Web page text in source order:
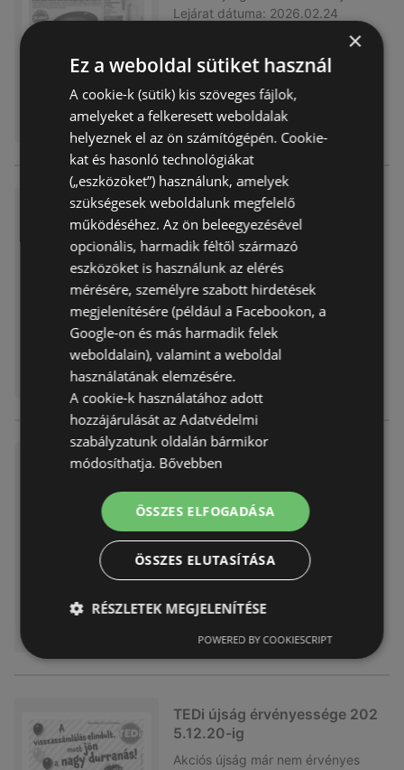
Lejárat dátuma: 2026.02.24
TEDi újság érvényessége 202
6.02.14-ig
Akciós újság már nem érvényes
Lejárat dátuma: 2026.02.14
Távolság: 2,14 km
TEDi újság érvényessége 202
Akciós újság már nem érvényes
2026.01.18
Távolság: 2,14 km
TEDi újság érvényessége 202
5.12.20-ig
Akciós újság már nem érvényes
×
Ez a weboldal sütiket használ
A cookie-k (sütik) kis szöveges fájlok,
amelyeket a felkeresett weboldalak
helyeznek el az ön számítógépén. Cookie-
kat és hasonló technológiákat
(„eszközöket”) használunk, amelyek
szükségesek weboldalunk megfelelő
működéséhez. Az ön beleegyezésével
opcionális, harmadik féltől származó
eszközöket is használunk az elérés
mérésére, személyre szabott hirdetések
megjelenítésére (például a Facebookon, a
Google-on és más harmadik felek
weboldalain), valamint a weboldal
használatának elemzésére.
A cookie-k használatához adott
hozzájárulását az Adatvédelmi
szabályzatunk oldalán bármikor
módosíthatja. Bővebben
ÖSSZES ELFOGADÁSA
ÖSSZES ELUTASÍTÁSA
RÉSZLETEK MEGJELENÍTÉSE
POWERED BY COOKIESCRIPT